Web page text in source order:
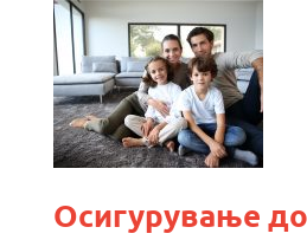
Осигурување